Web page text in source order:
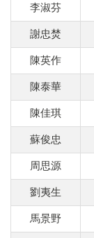
李淑芬
謝忠焚
陳英作
陳泰華
陳佳琪
蘇俊忠
周思源
劉夷生
馬景野